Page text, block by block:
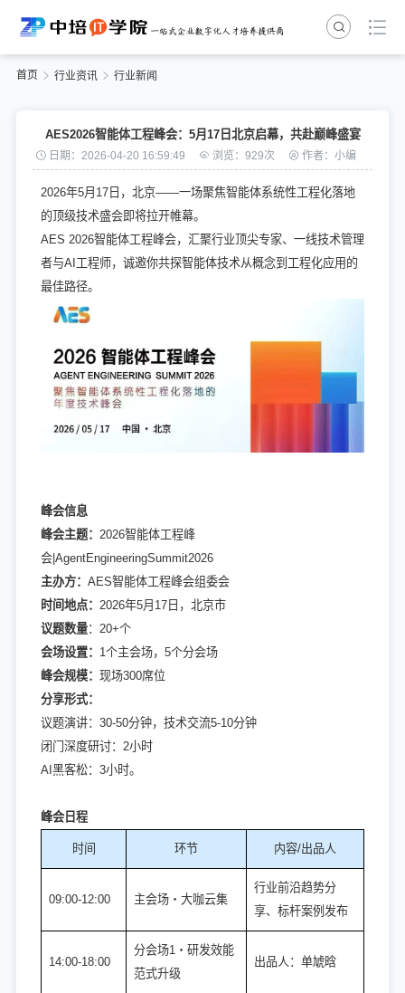
首页 行业资讯 行业新闻
AES2026智能体工程峰会：5月17日北京启幕，共赴巅峰盛宴
日期：2026-04-20 16:59:49 浏览：929次 作者：小编
2026年5月17日，北京——一场聚焦智能体系统性工程化落地
的顶级技术盛会即将拉开帷幕。
AES 2026智能体工程峰会，汇聚行业顶尖专家、一线技术管理
者与AI工程师，诚邀你共探智能体技术从概念到工程化应用的
最佳路径。
峰会信息
峰会主题： 2026智能体工程峰
会|AgentEngineeringSummit2026
主办方： AES智能体工程峰会组委会
时间地点： 2026年5月17日，北京市
议题数量：20+个
会场设置： 1个主会场，5个分会场
峰会规模： 现场300席位
分享形式：
议题演讲：30-50分钟，技术交流5-10分钟
闭门深度研讨：2小时
AI黑客松：3小时。
峰会日程
时间 环节 内容/出品人
09:00-12:00 主会场・大咖云集
行业前沿趋势分
享、标杆案例发布
14:00-18:00
分会场1・研发效能
范式升级
出品人：单虓晗